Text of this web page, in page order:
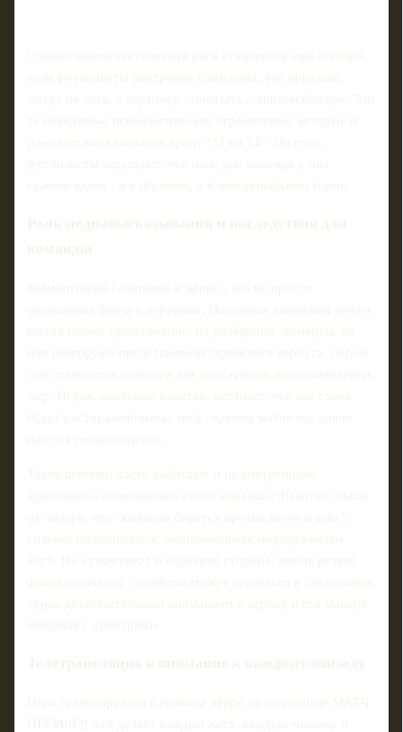
Однако любой тактический риск становится еще опаснее,
если футболисты внутренне убеждены, что пенальти
могут не дать, а карточку - показать слишком быстро. Это
те невидимые психологические ограничения, которые и
рождают высказывания вроде "11 на 14". По сути,
футболисты ощущают, что поле для маневра у них
сужено вдвое - и в игровом, и в эмоциональном плане.
Роль медиавысказываний и последствия для
команды
Комментарий Голенкова в эфире - это не просто
спонтанная фраза в перерыве. Подобные заявления почти
всегда имеют продолжение: их разбирают эксперты, на
них реагируют представители судейского корпуса, порой
они становятся поводом для обсуждения дисциплинарных
мер. Игрок, особенно капитан, осознает, что его слова
будут растиражированы, но в горячем матче все равно
идет на резкую оценку.
Такие реплики часто работают и на внутреннюю
аудиторию - болельщиков своей команды. Фанаты, слыша
от лидера, что "команда борется против всего и всех",
сильнее сплачиваются, эмоциональнее поддерживают
клуб. Но существует и обратная сторона: любая резкая
фраза по поводу судейства может аукнуться в следующих
турах дополнительным вниманием к игроку и его манере
общения с арбитрами.
Телетрансляция и внимание к каждому эпизоду
Игра транслируется в прямом эфире на телеканале МАТЧ
ПРЕМЬЕР, что делает каждый жест, каждую мимику и